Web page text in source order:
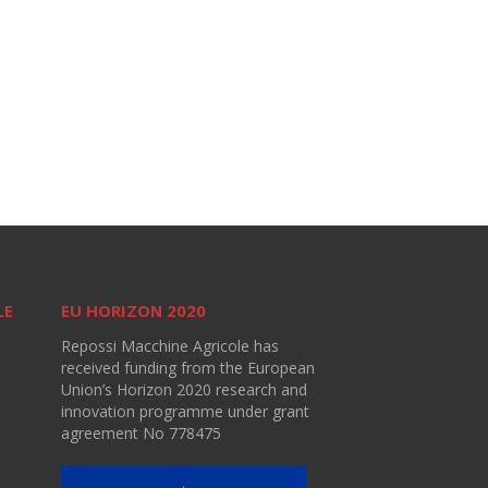
EU HORIZON 2020
Repossi Macchine Agricole has
received funding from the European
Union’s Horizon 2020 research and
innovation programme under grant
agreement No 778475